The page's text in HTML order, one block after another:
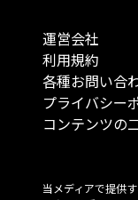
運営会社
利用規約
各種お問い合
プライバシー
コンテンツの
当メディアで提供